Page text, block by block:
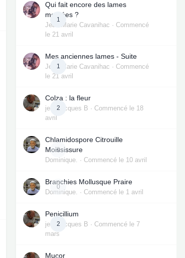
1
Qui fait encore des lames
montées ?
Jean Marie Cavanihac · Commencé
le 21 avril
1
Mes anciennes lames - Suite
Jean Marie Cavanihac · Commencé
le 21 avril
2
Colza : la fleur
jean-jacques B · Commencé le 18
avril
0
Chlamidospore Citrouille
Moississure
Dominique. · Commencé le 10 avril
0
Branchies Mollusque Praire
Dominique. · Commencé le 1 avril
2
Penicillium
jean-jacques B · Commencé le 7
mars
Mucor